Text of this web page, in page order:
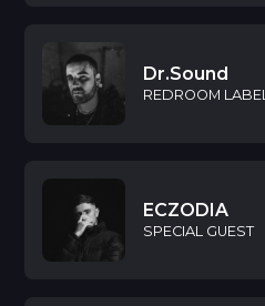
Dr.Sound
REDROOM LABEL
ECZODIA
SPECIAL GUEST